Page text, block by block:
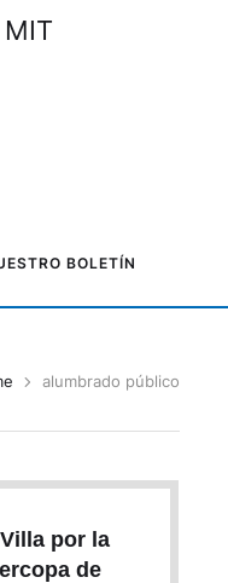
BOLETÍN
alumbrado público
por la
de